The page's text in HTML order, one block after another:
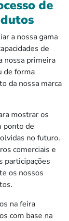
de
a nossa gama
de
nossa primeira
de forma
da nossa marca
mostrar os
ponto de
no futuro.
comerciais e
participações
os nossos
na feira
com base na